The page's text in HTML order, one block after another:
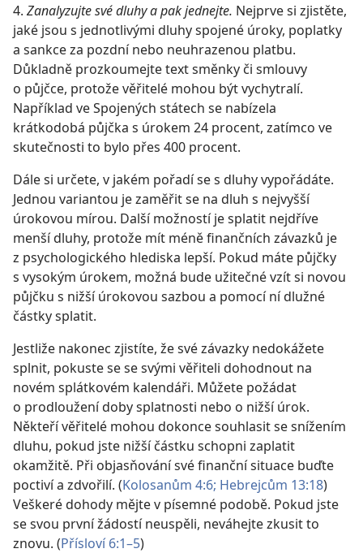
4. Zanalyzujte své dluhy a pak jednejte. Nejprve si zjistěte,
jaké jsou s jednotlivými dluhy spojené úroky, poplatky
a sankce za pozdní nebo neuhrazenou platbu.
Důkladně prozkoumejte text směnky či smlouvy
o půjčce, protože věřitelé mohou být vychytralí.
Například ve Spojených státech se nabízela
krátkodobá půjčka s úrokem 24 procent, zatímco ve
skutečnosti to bylo přes 400 procent.
Dále si určete, v jakém pořadí se s dluhy vypořádáte.
Jednou variantou je zaměřit se na dluh s nejvyšší
úrokovou mírou. Další možností je splatit nejdříve
menší dluhy, protože mít méně finančních závazků je
z psychologického hlediska lepší. Pokud máte půjčky
s vysokým úrokem, možná bude užitečné vzít si novou
půjčku s nižší úrokovou sazbou a pomocí ní dlužné
částky splatit.
Jestliže nakonec zjistíte, že své závazky nedokážete
splnit, pokuste se se svými věřiteli dohodnout na
novém splátkovém kalendáři. Můžete požádat
o prodloužení doby splatnosti nebo o nižší úrok.
Někteří věřitelé mohou dokonce souhlasit se snížením
dluhu, pokud jste nižší částku schopni zaplatit
okamžitě. Při objasňování své finanční situace buďte
poctiví a zdvořilí. (Kolosanům 4:6; Hebrejcům 13:18)
Veškeré dohody mějte v písemné podobě. Pokud jste
se svou první žádostí neuspěli, neváhejte zkusit to
znovu. (Přísloví 6:1–5)